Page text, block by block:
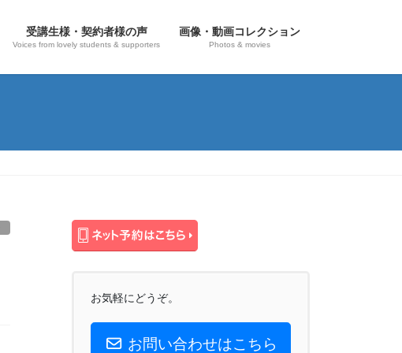
受講生様・契約者様の声
Voices from lovely students & supporters
画像・動画コレクション
Photos & movies
お気軽にどうぞ。
お問い合わせはこちら